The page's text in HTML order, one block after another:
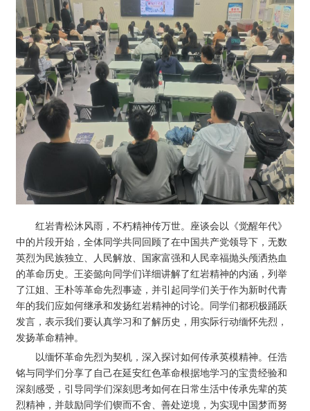
红岩青松沐风雨，不朽精神传万世。座谈会以《觉醒年代》
中的片段开始，全体同学共同回顾了在中国共产党领导下，无数
英烈为民族独立、人民解放、国家富强和人民幸福抛头颅洒热血
的革命历史。王姿懿向同学们详细讲解了红岩精神的内涵，列举
了江姐、王朴等革命先烈事迹，并引起同学们关于作为新时代青
年的我们应如何继承和发扬红岩精神的讨论。同学们都积极踊跃
发言，表示我们要认真学习和了解历史，用实际行动缅怀先烈，
发扬革命精神。
以缅怀革命先烈为契机，深入探讨如何传承英模精神。任浩
铭与同学们分享了自己在延安红色革命根据地学习的宝贵经验和
深刻感受，引导同学们深刻思考如何在日常生活中传承先辈的英
烈精神，并鼓励同学们锲而不舍、善处逆境，为实现中国梦而努